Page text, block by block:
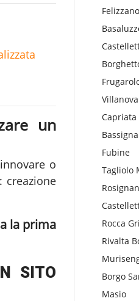
un
o
creazione
la prima
SITO
Felizzano
Capriata
Fubine
Tagliolo
Rocca
Rivalta
Borgo
Masio